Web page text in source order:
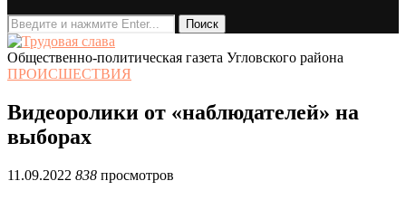
Общественно-политическая газета Угловского района
ПРОИСШЕСТВИЯ
Видеоролики от «наблюдателей» на
выборах
11.09.2022 838 просмотров